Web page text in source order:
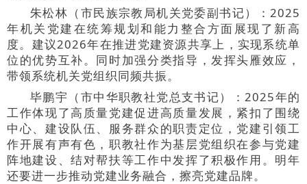
朱松林（市民族宗教局机关党委副书记）：2025
年机关党建在统筹规划和能力整合方面展现了新高
度。建议2026年在推进党建资源共享上，实现系统单
位的优势互补。同时加强分类指导，发挥头雁效应，
带领系统机关党组织同频共振。
毕鹏宇（市中华职教社党总支书记）：2025年的
工作体现了高质量党建促进高质量发展，紧扣了围绕
中心、建设队伍、服务群众的职责定位，党建引领工
作开展有声有色，职教社作为基层党组织在参与党建
阵地建设、结对帮扶等工作中发挥了积极作用。明年
还要进一步推动党建业务融合，擦亮党建品牌。